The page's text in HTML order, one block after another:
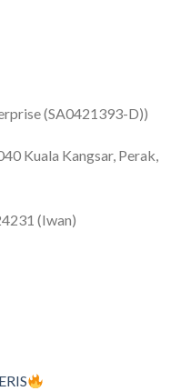
(SA0421393-D))
Kuala Kangsar, Perak,
(Iwan)